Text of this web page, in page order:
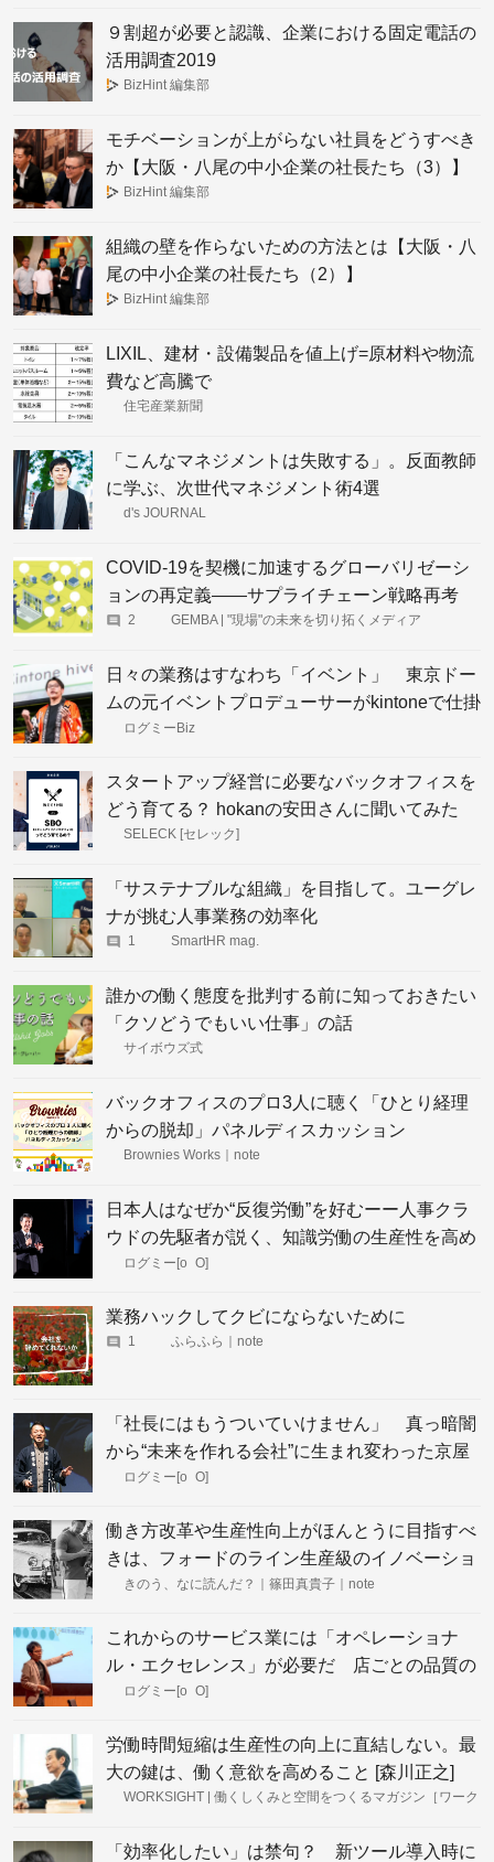
９割超が必要と認識、企業における固定電話の
活用調査2019
BizHint 編集部
モチベーションが上がらない社員をどうすべき
か【大阪・八尾の中小企業の社長たち（3）】
BizHint 編集部
組織の壁を作らないための方法とは【大阪・八
尾の中小企業の社長たち（2）】
BizHint 編集部
LIXIL、建材・設備製品を値上げ=原材料や物流
費など高騰で
住宅産業新聞
「こんなマネジメントは失敗する」。反面教師
に学ぶ、次世代マネジメント術4選
d's JOURNAL
COVID-19を契機に加速するグローバリゼーシ
ョンの再定義――サプライチェーン戦略再考
2 GEMBA | "現場"の未来を切り拓くメディア
日々の業務はすなわち「イベント」 東京ドー
ムの元イベントプロデューサーがkintoneで仕掛
けた業務改善
ログミーBiz
スタートアップ経営に必要なバックオフィスを
どう育てる？ hokanの安田さんに聞いてみた
SELECK [セレック]
「サステナブルな組織」を目指して。ユーグレ
ナが挑む人事業務の効率化
1 SmartHR mag.
誰かの働く態度を批判する前に知っておきたい
「クソどうでもいい仕事」の話
サイボウズ式
バックオフィスのプロ3人に聴く「ひとり経理
からの脱却」パネルディスカッション
Brownies Works｜note
日本人はなぜか“反復労働”を好むーー人事クラ
ウドの先駆者が説く、知識労働の生産性を高め
る方法
ログミー[o_O]
業務ハックしてクビにならないために
1 ふらふら｜note
「社長にはもうついていけません」 真っ暗闇
から“未来を作れる会社”に生まれ変わった京屋
染物店の業務改革
ログミー[o_O]
働き方改革や生産性向上がほんとうに目指すべ
きは、フォードのライン生産級のイノベーショ
きのう、なに読んだ？｜篠田真貴子｜note
これからのサービス業には「オペレーショナ
ル・エクセレンス」が必要だ 店ごとの品質の
ばらつきを“個性”に変えるには
ログミー[o_O]
労働時間短縮は生産性の向上に直結しない。最
大の鍵は、働く意欲を高めること [森川正之]
WORKSIGHT | 働くしくみと空間をつくるマガジン［ワーク
「効率化したい」は禁句？ 新ツール導入時に